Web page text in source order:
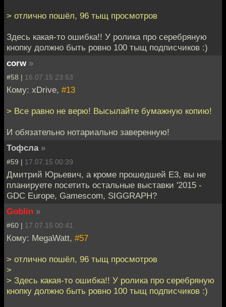
> отлично пошёл, 96 тыщ просмотров
Здесь какая-то ошибка!! У ролика про серебряную
кнопку должно быть ровно 100 тыщ подписчиков :)
corw »
#58 | 16.07.15 23:53
Кому: xDrive, #13
> Все равно не верю! Высылайте бумажную копию!
И обязательно нотариально заверенную!
Тофсла »
#59 | 17.07.15 00:39
Дмитрий Юрьевич, а кроме прошедшей Е3, вы не
планируете посетить остальные выставки '2015 -
GDC Europe, Gamescom, SIGGRAPH?
Goblin »
#60 | 17.07.15 00:41
Кому: MegaWatt, #57
> отлично пошёл, 96 тыщ просмотров
>
> Здесь какая-то ошибка!! У ролика про серебряную
кнопку должно быть ровно 100 тыщ подписчиков :)